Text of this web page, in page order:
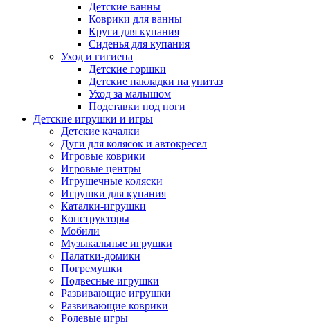
Детские ванны
Коврики для ванны
Круги для купания
Сиденья для купания
Уход и гигиена
Детские горшки
Детские накладки на унитаз
Уход за малышом
Подставки под ноги
Детские игрушки и игры
Детские качалки
Дуги для колясок и автокресел
Игровые коврики
Игровые центры
Игрушечные коляски
Игрушки для купания
Каталки-игрушки
Конструкторы
Мобили
Музыкальные игрушки
Палатки-домики
Погремушки
Подвесные игрушки
Развивающие игрушки
Развивающие коврики
Ролевые игры